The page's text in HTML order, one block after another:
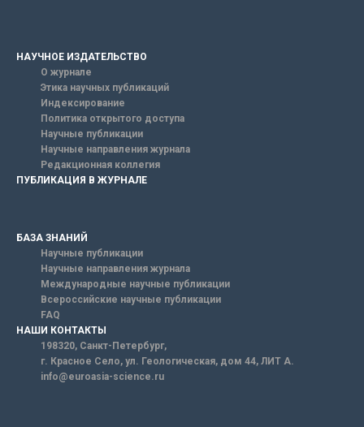
НАУЧНОЕ ИЗДАТЕЛЬСТВО
О журнале
Этика научных публикаций
Индексирование
Политика открытого доступа
Научные публикации
Научные направления журнала
Редакционная коллегия
ПУБЛИКАЦИЯ В ЖУРНАЛЕ
БАЗА ЗНАНИЙ
Научные публикации
Научные направления журнала
Международные научные публикации
Всероссийские научные публикации
FAQ
НАШИ КОНТАКТЫ
198320, Санкт-Петербург,
г. Красное Село, ул. Геологическая, дом 44, ЛИТ А.
info@euroasia-science.ru